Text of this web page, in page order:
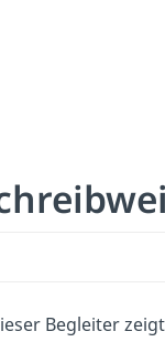
Begleiter